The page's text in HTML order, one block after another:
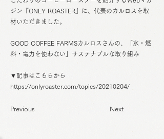
ジン『ONLY ROASTER』に、代表のカルロスを取
材いただきました。
GOOD COFFEE FARMSカルロスさんの、「水・燃
料・電力を使わない」サステナブルな取り組み
▼記事はこちらから
https://onlyroaster.com/topics/20210204/
Previous Next